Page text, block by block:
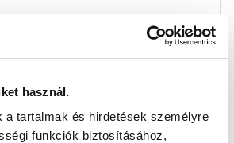
használ.
a tartalmak és hirdetések személyre
funkciók biztosításához,
2-0-s hátrányból, a meccs utolsó